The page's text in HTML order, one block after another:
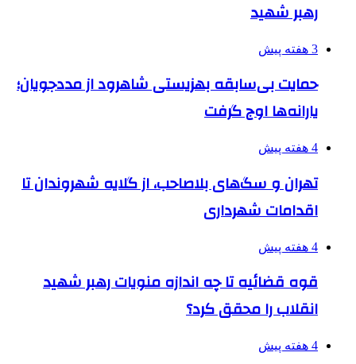
رهبر شهید
3 هفته پیش
حمایت بی‌سابقه بهزیستی شاهرود از مددجویان؛
یارانه‌ها اوج گرفت
4 هفته پیش
تهران و سگ‌های بلاصاحب، از گلایه شهروندان تا
اقدامات شهرداری
4 هفته پیش
قوه قضائیه تا چه اندازه منویات رهبر شهید
انقلاب را محقق کرد؟
4 هفته پیش